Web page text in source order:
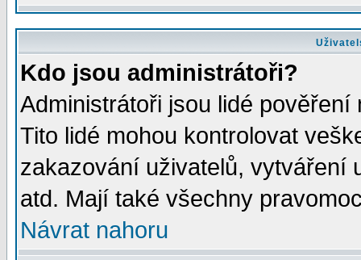
Kdo jsou administrátoři?
Administrátoři jsou lidé
Tito lidé mohou kontrolovat
zakazování uživatelů, vytváření
atd. Mají také všechny
Návrat nahoru